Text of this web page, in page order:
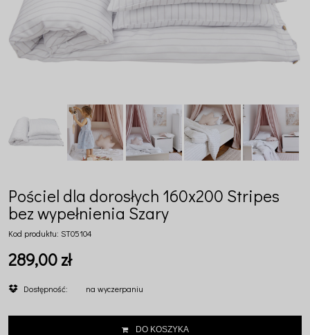
Pościel dla dorosłych 160x200 Stripes
bez wypełnienia Szary
Kod produktu: ST05104
289,00 zł
Dostępność: na wyczerpaniu
DO KOSZYKA